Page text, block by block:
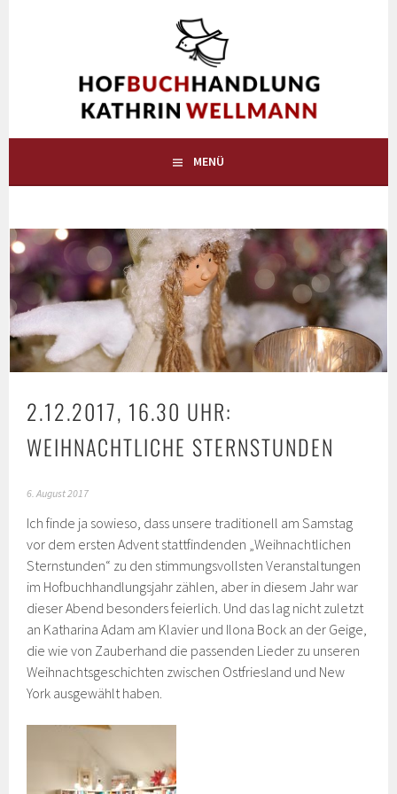
HOFBUCHHANDLUNG
KATHRIN WELLMANN
DIE BUCHHANDLUNG AUF DEM LAND IN WESTERHOLT BEI
WARDENBURG
MENÜ
2.12.2017, 16.30 UHR:
WEIHNACHTLICHE STERNSTUNDEN
6. August 2017
Ich finde ja sowieso, dass unsere traditionell am Samstag
vor dem ersten Advent stattfindenden „Weihnachtlichen
Sternstunden“ zu den stimmungsvollsten Veranstaltungen
im Hofbuchhandlungsjahr zählen, aber in diesem Jahr war
dieser Abend besonders feierlich. Und das lag nicht zuletzt
an Katharina Adam am Klavier und Ilona Bock an der Geige,
die wie von Zauberhand die passenden Lieder zu unseren
Weihnachtsgeschichten zwischen Ostfriesland und New
York ausgewählt haben.